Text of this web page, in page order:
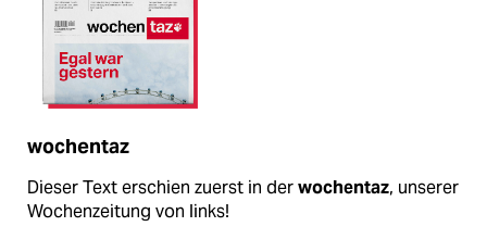
wochentaz
Dieser Text erschien zuerst in derwochentaz, unserer
Wochenzeitung von links!